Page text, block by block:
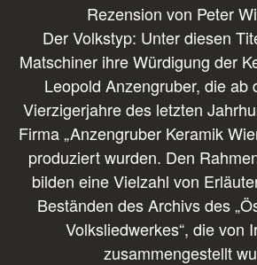
Rezension von Peter
Der Volkstyp: Unter diesen
Matschiner ihre Würdigung der
Leopold Anzengruber, die ab
Vierzigerjahre des letzten
Firma „Anzengruber Keramik
produziert wurden. Den
bilden eine Vielzahl von
Beständen des Archivs des
Volksliedwerkes“, die von
zusammengestellt